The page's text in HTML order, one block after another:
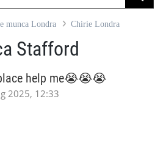
munca Londra Chirie Londra
Stafford
help me😭😭😭
2025, 12:33